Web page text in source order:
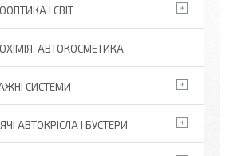
І СВІТ
АВТОКОСМЕТИКА
СИСТЕМИ
АВТОКРІСЛА І БУСТЕРИ